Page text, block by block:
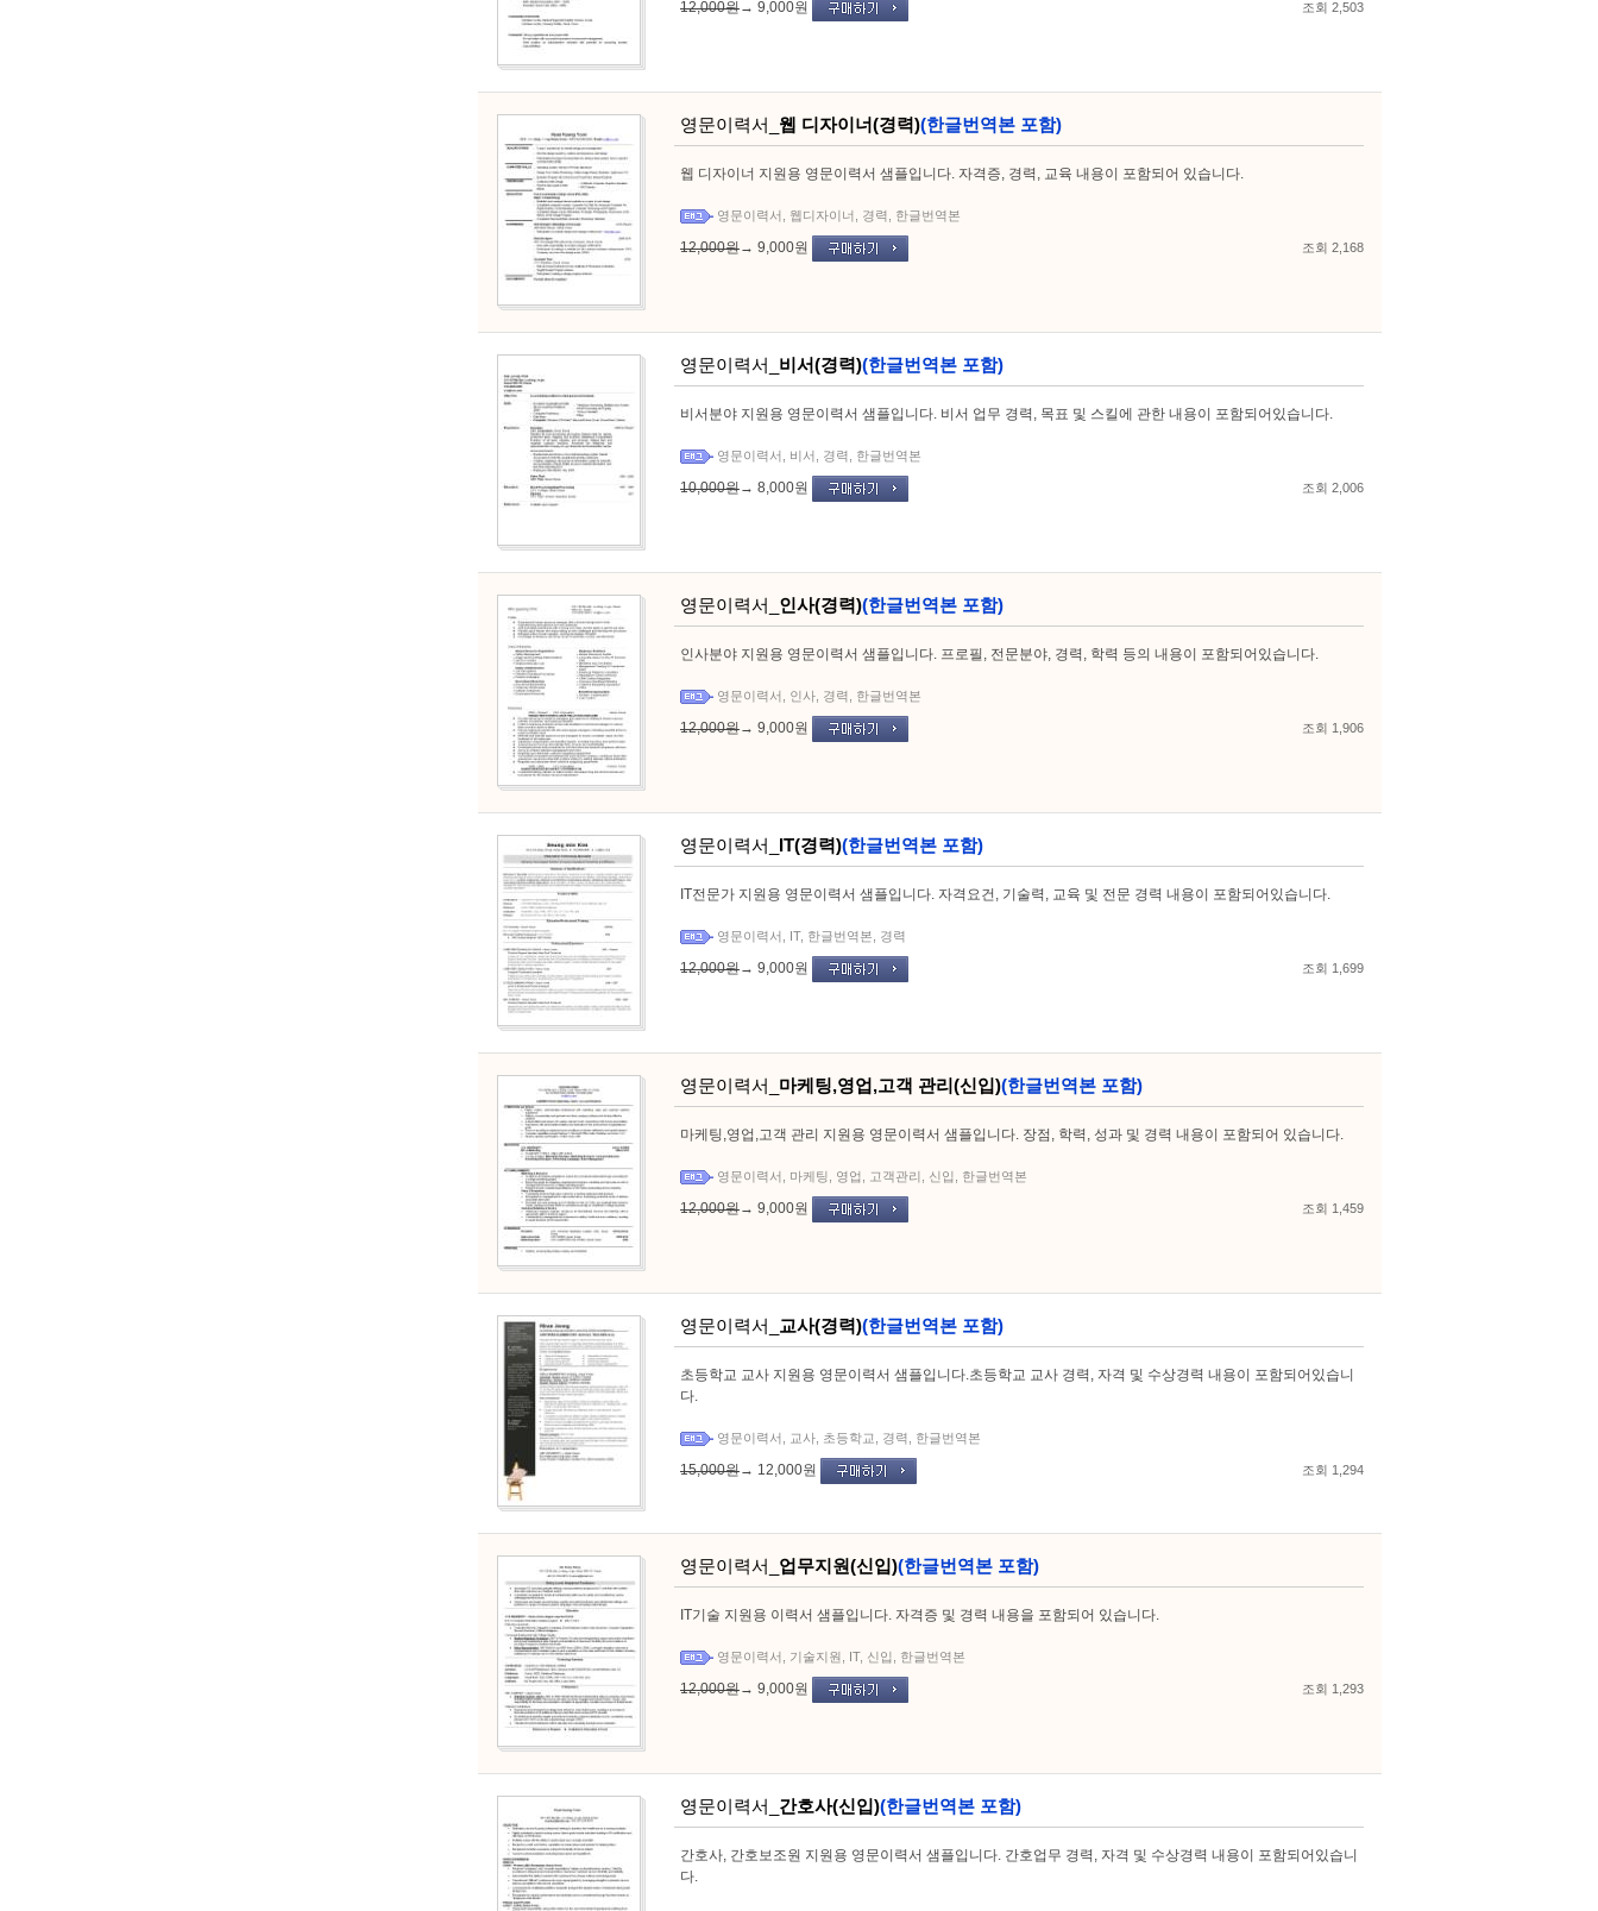
12,000원→ 9,000원 조회 2,503
영문이력서_ 웹 디자이너(경력)(한글번역본 포함)
웹 디자이너 지원용 영문이력서 샘플입니다. 자격증, 경력, 교육 내용이 포함되어 있습니다.
영문이력서 웹디자이너 경력 한글번역본
12,000원→ 9,000원 조회 2,168
영문이력서_ 비서(경력)(한글번역본 포함)
비서분야 지원용 영문이력서 샘플입니다. 비서 업무 경력, 목표 및 스킬에 관한 내용이 포함되어있습니다.
영문이력서 비서 경력 한글번역본
10,000원→ 8,000원 조회 2,006
영문이력서_ 인사(경력)(한글번역본 포함)
인사분야 지원용 영문이력서 샘플입니다. 프로필, 전문분야, 경력, 학력 등의 내용이 포함되어있습니다.
영문이력서 인사 경력 한글번역본
12,000원→ 9,000원 조회 1,906
영문이력서_ IT(경력)(한글번역본 포함)
IT전문가 지원용 영문이력서 샘플입니다. 자격요건, 기술력, 교육 및 전문 경력 내용이 포함되어있습니다.
영문이력서 IT, 한글번역본 경력
12,000원→ 9,000원 조회 1,699
영문이력서_ 마케팅,영업,고객 관리(신입)(한글번역본 포함)
마케팅,영업,고객 관리 지원용 영문이력서 샘플입니다. 장점, 학력, 성과 및 경력 내용이 포함되어 있습니다.
영문이력서 마케팅 영업 고객관리 신입 한글번역본
12,000원→ 9,000원 조회 1,459
영문이력서_ 교사(경력)(한글번역본 포함)
초등학교 교사 지원용 영문이력서 샘플입니다.초등학교 교사 경력, 자격 및 수상경력 내용이 포함되어있습니
다.
영문이력서 교사 초등학교 경력 한글번역본
15,000원→ 12,000원 조회 1,294
영문이력서_ 업무지원(신입)(한글번역본 포함)
IT기술 지원용 이력서 샘플입니다. 자격증 및 경력 내용을 포함되어 있습니다.
영문이력서 기술지원 IT, 신입 한글번역본
12,000원→ 9,000원 조회 1,293
영문이력서_ 간호사(신입)(한글번역본 포함)
간호사, 간호보조원 지원용 영문이력서 샘플입니다. 간호업무 경력, 자격 및 수상경력 내용이 포함되어있습니
다.